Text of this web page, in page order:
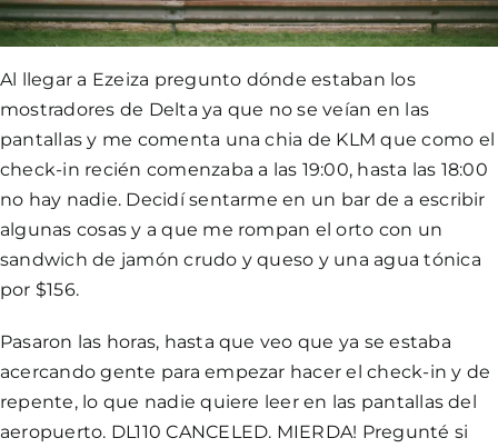
Al llegar a Ezeiza pregunto dónde estaban los
mostradores de Delta ya que no se veían en las
pantallas y me comenta una chia de KLM que como el
check-in recién comenzaba a las 19:00, hasta las 18:00
no hay nadie. Decidí sentarme en un bar de a escribir
algunas cosas y a que me rompan el orto con un
sandwich de jamón crudo y queso y una agua tónica
por $156.
Pasaron las horas, hasta que veo que ya se estaba
acercando gente para empezar hacer el check-in y de
repente, lo que nadie quiere leer en las pantallas del
aeropuerto. DL110 CANCELED. MIERDA! Pregunté si